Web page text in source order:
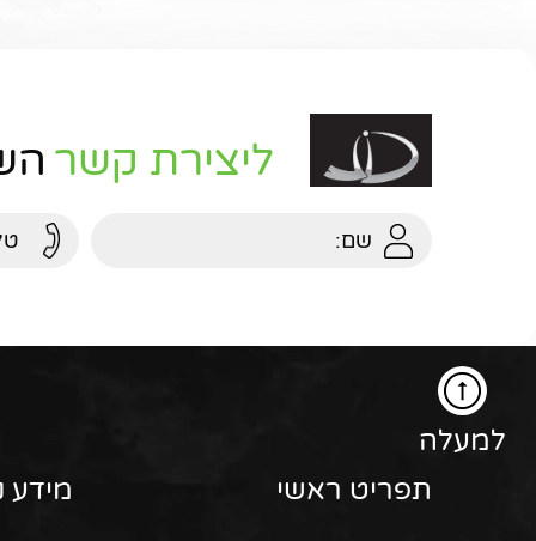
ליצירת קשר
למעלה
תפריט ראשי
מידע